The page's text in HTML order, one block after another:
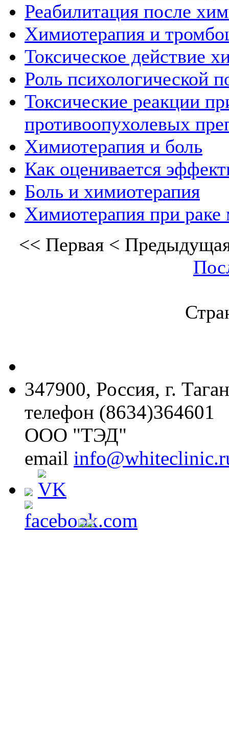
Реабилитация после
Химиотерапия и
Токсическое действие
Роль психологической
Токсические реакции
противоопухолевых
Химиотерапия и боль
Как оценивается
Боль и химиотерапия
Химиотерапия при
<< Первая <
347900, Россия, г.
телефон (8634)364601
ООО "ТЭД"
email